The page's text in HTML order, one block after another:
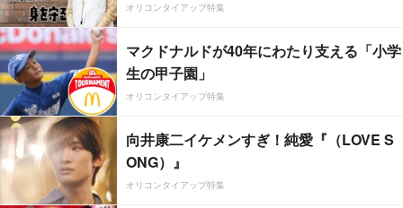
オリコンタイアップ特集
マクドナルドが40年にわたり支える「小学
生の甲子園」
オリコンタイアップ特集
向井康二イケメンすぎ！純愛『（LOVE S
ONG）』
オリコンタイアップ特集